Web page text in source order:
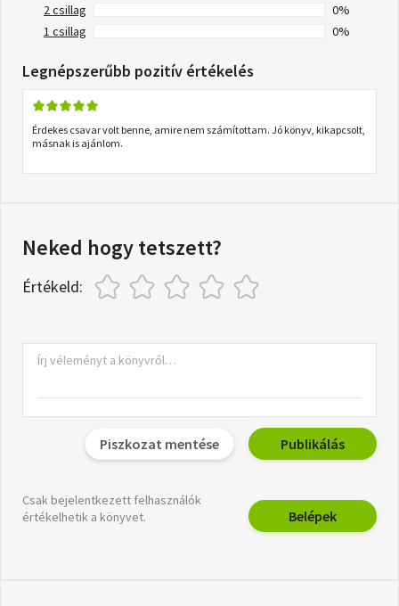
2 csillag
0%
1 csillag
0%
Legnépszerűbb pozitív értékelés
Érdekes csavar volt benne, amire nem számítottam. Jó könyv, kikapcsolt,
másnak is ajánlom.
Neked hogy tetszett?
Értékeld:
Piszkozat mentése Publikálás
Csak bejelentkezett felhasználók
értékelhetik a könyvet.
Belépek